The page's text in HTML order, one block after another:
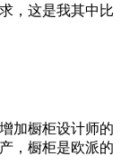
，这是我其中比
加橱柜设计师的
，橱柜是欧派的